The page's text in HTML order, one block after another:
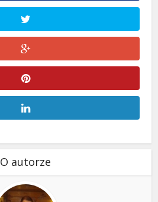
O autorze